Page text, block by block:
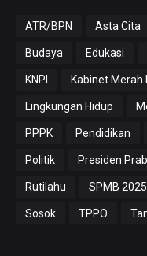
ATR/BPN Asta Cita
Budaya Edukasi
KNPI Kabinet Merah
Lingkungan Hidup
PPPK Pendidikan
Politik Presiden
Rutilahu SPMB 2025
Sosok TPPO